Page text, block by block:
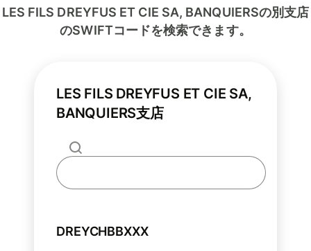
LES FILS DREYFUS ET CIE SA, BANQUIERSの別支店
のSWIFTコードを検索できます。
LES FILS DREYFUS ET CIE SA,
BANQUIERS支店
DREYCHBBXXX